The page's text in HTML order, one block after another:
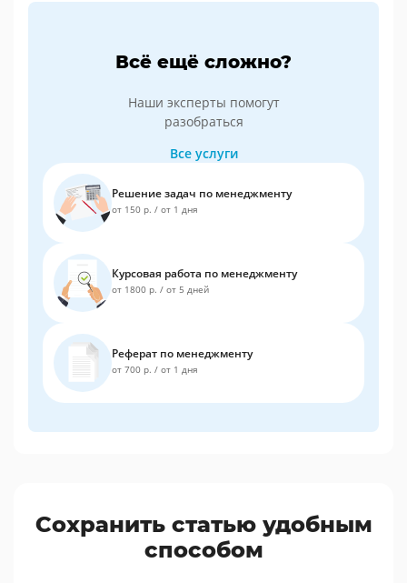
Всё ещё сложно?
Наши эксперты помогут
разобраться
Все услуги
Решение задач по менеджменту
от 150 р. / от 1 дня
Курсовая работа по менеджменту
от 1800 р. / от 5 дней
Реферат по менеджменту
от 700 р. / от 1 дня
Сохранить статью удобным
способом